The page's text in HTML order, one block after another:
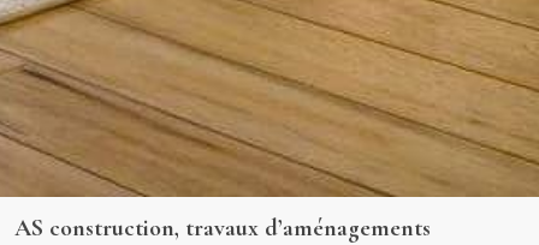
AS construction, travaux d’aménagements